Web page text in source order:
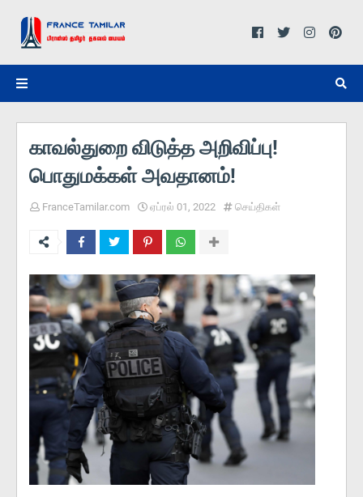
காவல்துறை விடுத்த அறிவிப்பு!
பொதுமக்கள் அவதானம்!
FranceTamilar.com ஏப்ரல் 01, 2022 செய்திகள்